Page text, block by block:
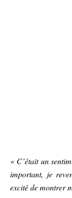
« C’était un
important, je
excité de montrer